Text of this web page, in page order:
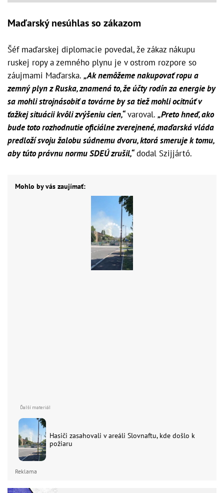
Maďarský nesúhlas so zákazom
Šéf maďarskej diplomacie povedal, že zákaz nákupu
ruskej ropy a zemného plynu je v ostrom rozpore so
záujmami Maďarska. „Ak nemôžeme nakupovať ropu a
zemný plyn z Ruska, znamená to, že účty rodín za energie by
sa mohli strojnásobiť a továrne by sa tiež mohli ocitnúť v
ťažkej situácii kvôli zvýšeniu cien,“varoval. „Preto hneď, ako
bude toto rozhodnutie oficiálne zverejnené, maďarská vláda
predloží svoju žalobu súdnemu dvoru, ktorá smeruje k tomu,
aby túto právnu normu SDEÚ zrušil,“dodal Szijjártó.
Mohlo by vás zaujímať:
Hasiči zasahovali v areáli Slovnaftu, kde došlo k
požiaru
Reklama